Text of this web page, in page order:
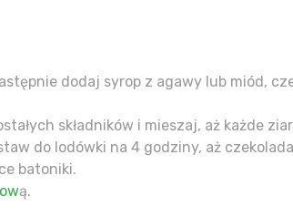
dodaj syrop z agawy lub miód,
składników i mieszaj, aż każde
do lodówki na 4 godziny, aż
batoniki.
ą.